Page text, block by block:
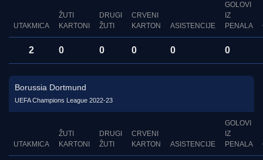
UTAKMICA
ŽUTI
KARTONI
DRUGI
ŽUTI
CRVENI
KARTON
ASISTENCIJE
GOLOVI
IZ
PENALA
2 0 0 0 0 0
Borussia Dortmund
UEFA Champions League 2022-23
UTAKMICA
ŽUTI
KARTONI
DRUGI
ŽUTI
CRVENI
KARTON
ASISTENCIJE
GOLOVI
IZ
PENALA